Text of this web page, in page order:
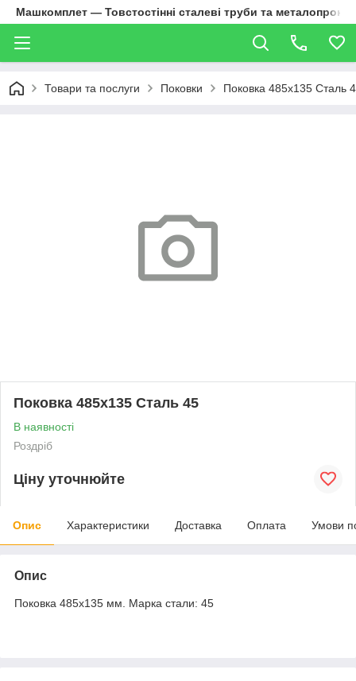
Машкомплет — Товстостінні сталеві труби та металопрокат
Товари та послуги Поковки Поковка 485х135 Сталь
Поковка 485х135 Сталь 45
В наявності
Роздріб
Ціну уточнюйте
Опис Характеристики Доставка Оплата Умови
Опис
Поковка 485х135 мм. Марка стали: 45